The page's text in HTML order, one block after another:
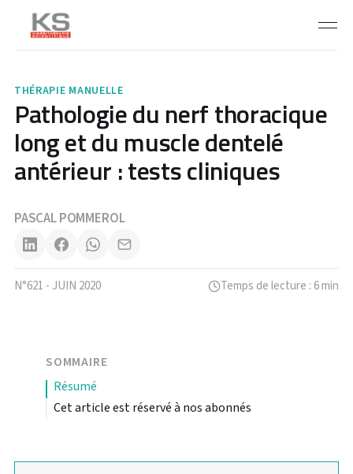
THÉRAPIE MANUELLE
Pathologie du nerf thoracique
long et du muscle dentelé
antérieur : tests cliniques
PASCAL POMMEROL
N°621 - JUIN 2020 Temps de lecture : 6 min
SOMMAIRE
résumé
Cet article est réservé à nos abonnés